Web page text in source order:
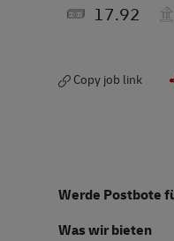
17.92
Copy job link
Werde Postbote
Was wir bieten